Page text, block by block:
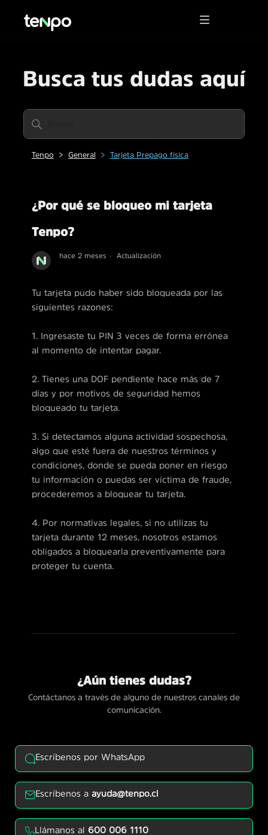
Busca tus dudas aquí
Tenpo General Tarjeta Prepago física
¿Por qué se bloqueo mi tarjeta
Tenpo?
hace 2 meses Actualización
Tu tarjeta pudo haber sido bloqueada por las
siguientes razones:
1. Ingresaste tu PIN 3 veces de forma errónea
al momento de intentar pagar.
2. Tienes una DOF pendiente hace más de 7
días y por motivos de seguridad hemos
bloqueado tu tarjeta.
3. Si detectamos alguna actividad sospechosa,
algo que esté fuera de nuestros términos y
condiciones, donde se pueda poner en riesgo
tu información o puedas ser víctima de fraude,
procederemos a bloquear tu tarjeta.
4. Por normativas legales, si no utilizas tu
tarjeta durante 12 meses, nosotros estamos
obligados a bloquearla preventivamente para
proteger tu cuenta.
¿Aún tienes dudas?
Contáctanos a través de alguno de nuestros canales de
comunicación.
Escríbenos por WhatsApp
Escríbenos aayuda@tenpo.cl
Llámanos al 600 006 1110